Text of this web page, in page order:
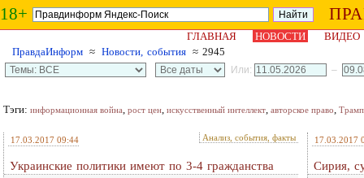
18+
ГЛАВНАЯ НОВОСТИ
ВИДЕО
ПравдаИнформ ≈ Новости, события ≈ 2945
Или: –
Тэги: информационная война, рост цен, искусственный интеллект, авторское право, Трамп
17.03.2017 09:44 Анализ, события, факты
Украинские политики имеют по 3-4 гражданства
17.03.2017
Сирия,